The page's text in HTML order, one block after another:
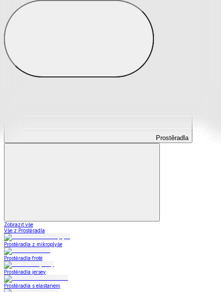
Prostěradla
Prostěradla
Zobrazit vše
Vše z Prostěradla
Prostěradla z mikroplyše
Prostěradla froté
Prostěradla jersey
Prostěradla s elastanem